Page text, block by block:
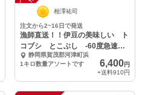
相澤祐司
注文から2~16日で発送
漁師直送！！伊豆の美味しい ト
コブシ とこぶし -60度急速冷
凍品静岡県賀茂郡河津町浜
1キロ数量アソートです
6,400円
+送料910円